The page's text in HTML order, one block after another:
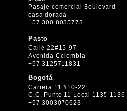
Pasaje comercial Boulevard
casa dorada
+57 300 8035773
Pasto
Calle 22#15-97
Avenida Colombia
+57 3125711831
Bogotá
Carrera 11 #10-22
C.C. Punto 11 Local 1135-1136
+57 3003070623